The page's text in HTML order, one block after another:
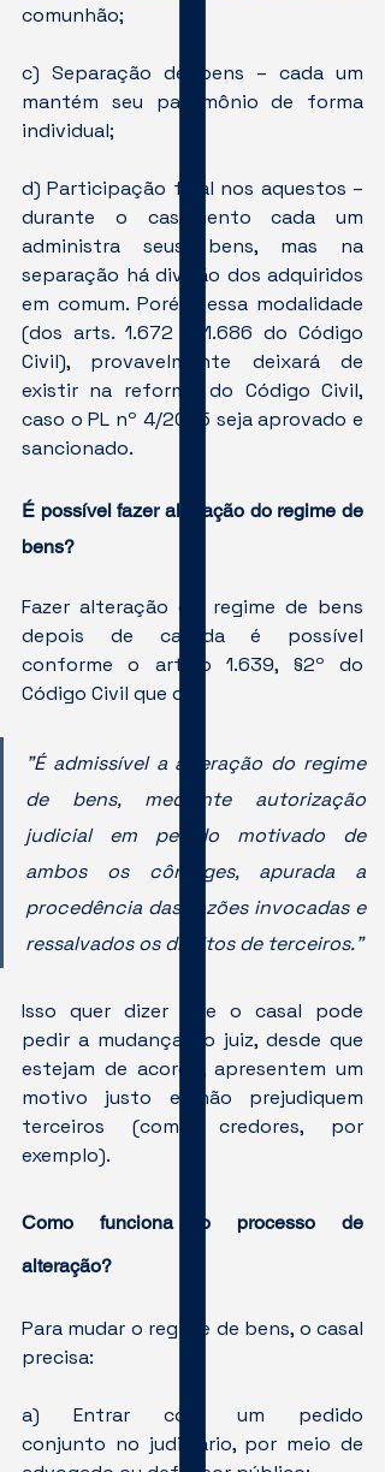
comunhão;
c) Separação de bens – cada um
mantém seu patrimônio de forma
individual;
d) Participação final nos aquestos –
durante o casamento cada um
administra seus bens, mas na
separação há divisão dos adquiridos
em comum. Porém, essa modalidade
(dos arts. 1.672 a 1.686 do Código
Civil), provavelmente deixará de
existir na reforma do Código Civil,
caso o PL nº 4/2025 seja aprovado e
sancionado.
É possível fazer alteração do regime de
bens?
Fazer alteração do regime de bens
depois de casada é possível
conforme o artigo 1.639, §2º do
Código Civil que diz:
"É admissível a alteração do regime
de bens, mediante autorização
judicial em pedido motivado de
ambos os cônjuges, apurada a
procedência das razões invocadas e
ressalvados os direitos de terceiros."
Isso quer dizer que o casal pode
pedir a mudança ao juiz, desde que
estejam de acordo, apresentem um
motivo justo e não prejudiquem
terceiros (como credores, por
exemplo).
Como funciona o processo de
alteração?
Para mudar o regime de bens, o casal
precisa:
a) Entrar com um pedido
conjunto no judiciário, por meio de